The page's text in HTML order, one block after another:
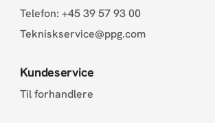
Telefon: +45 39 57 93 00
Tekniskservice@ppg.com
Kundeservice
Til forhandlere